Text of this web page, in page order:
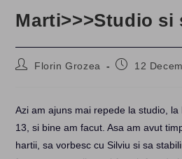
Marti>>>Studio si
PostFlorin Grozea
Post12
Azi am ajuns mai repede la studio,
13, si bine am facut. Asa am avut
hartii, sa vorbesc cu Silviu si sa